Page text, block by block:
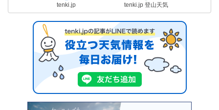
tenki.jp tenki.jp 登山天気